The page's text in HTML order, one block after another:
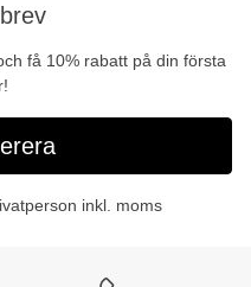
få 10% rabatt på din första
inkl. moms